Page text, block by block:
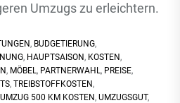
Umzugs zu erleichtern.
, BUDGETIERUNG,
, HAUPTSAISON, KOSTEN,
, MÖBEL, PARTNERWAHL, PREISE,
, TREIBSTOFFKOSTEN,
UMZUG 500 KM KOSTEN, UMZUGSGUT,